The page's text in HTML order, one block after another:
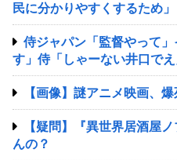
民に分かりやすくするため」
侍ジャパン「監督やって
す」侍「しゃーない井口で
【画像】謎アニメ
【疑問】『異世界居酒屋
んの？